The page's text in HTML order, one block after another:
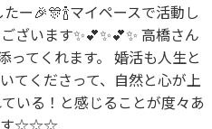
ー🎉🎊🍾マイペースで活動し
ざいます✨💕✨💕✨ 高橋さん
ってくれます。 婚活も人生と
てくださって、自然と心が上
いる！と感じることが度々あ
す☆☆☆